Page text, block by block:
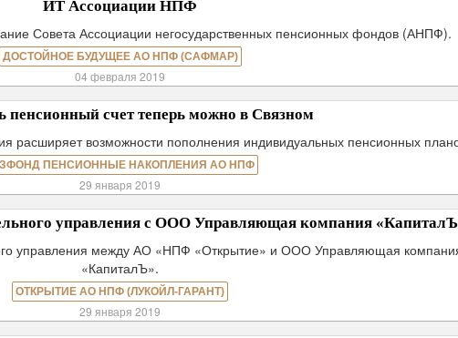
ИТ Ассоциации НПФ
Совета Ассоциации негосударственных пенсионных фондов (АНПФ).
ДОСТОЙНОЕ БУДУЩЕЕ АО НПФ (САФМАР)
04 февраля 2019
пенсионный счет теперь можно в Связном
возможности пополнения индивидуальных пенсионных
ПЕНСИОННЫЕ НАКОПЛЕНИЯ АО НПФ
29 января 2019
управления с ООО Управляющая компания
управления между АО «НПФ «Открытие» и ООО Управляющая
«КапиталЪ».
ОТКРЫТИЕ АО НПФ (ЛУКОЙЛ-ГАРАНТ)
29 января 2019